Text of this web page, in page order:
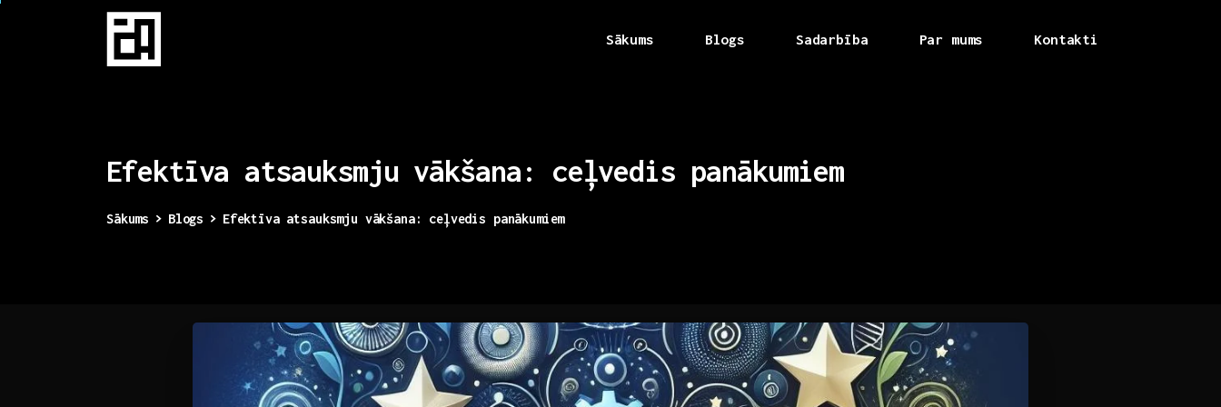
Sākums Blogs Sadarbība Par mums Kontakti
Efektīva atsauksmju vākšana: ceļvedis panākumiem
Sākums Blogs Efektīva atsauksmju vākšana: ceļvedis panākumiem